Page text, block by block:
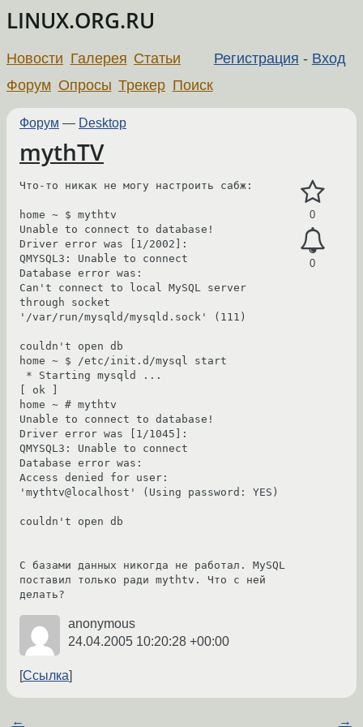
LINUX.ORG.RU
Регистрация - Вход
Новости Галерея Статьи
Форум Опросы Трекер Поиск
Форум — Desktop
mythTV
0
0
Что-то никак не могу настроить сабж:
home ~ $ mythtv
Unable to connect to database!
Driver error was [1/2002]:
QMYSQL3: Unable to connect
Database error was:
Can't connect to local MySQL server
through socket
'/var/run/mysqld/mysqld.sock' (111)
couldn't open db
home ~ $ /etc/init.d/mysql start
[ ok ]
home ~ # mythtv
Unable to connect to database!
Driver error was [1/1045]:
QMYSQL3: Unable to connect
Database error was:
Access denied for user:
'mythtv@localhost' (Using password: YES)
couldn't open db
С базами данных никогда не работал. MySQL
поставил только ради mythtv. Что с ней
делать?
anonymous
24.04.2005 10:20:28 +00:00
Ссылка
← →